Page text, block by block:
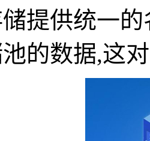
提供统一
的数据,这